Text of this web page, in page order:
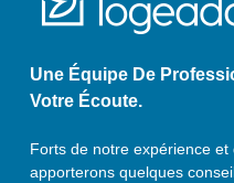
Une Équipe De
Votre Écoute.
Forts de notre expérience
apporterons quelques